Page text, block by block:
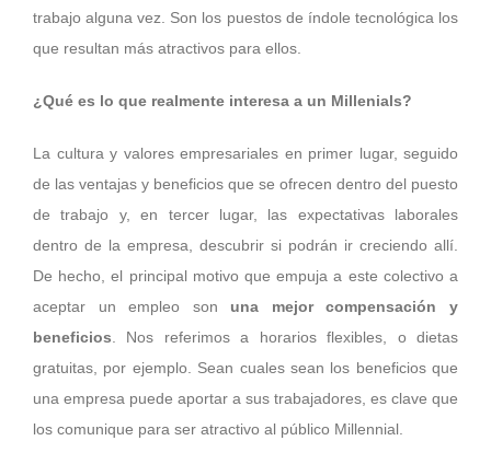
trabajo alguna vez. Son los puestos de índole tecnológica los
que resultan más atractivos para ellos.
¿Qué es lo que realmente interesa a un Millenials?
La cultura y valores empresariales en primer lugar, seguido
de las ventajas y beneficios que se ofrecen dentro del puesto
de trabajo y, en tercer lugar, las expectativas laborales
dentro de la empresa, descubrir si podrán ir creciendo allí.
De hecho, el principal motivo que empuja a este colectivo a
aceptar un empleo son una mejor compensación y
beneficios . Nos referimos a horarios flexibles, o dietas
gratuitas, por ejemplo. Sean cuales sean los beneficios que
una empresa puede aportar a sus trabajadores, es clave que
los comunique para ser atractivo al público Millennial.